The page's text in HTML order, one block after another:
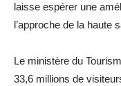
laisse espérer une
l’approche de la haute
Le ministère du
33,6 millions de